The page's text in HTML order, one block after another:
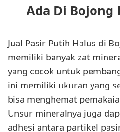
Ada Di Bojong
Jual Pasir Putih Halus di
memiliki banyak zat
yang cocok untuk
ini memiliki ukuran yang
bisa menghemat
Unsur mineralnya juga
adhesi antara partikel